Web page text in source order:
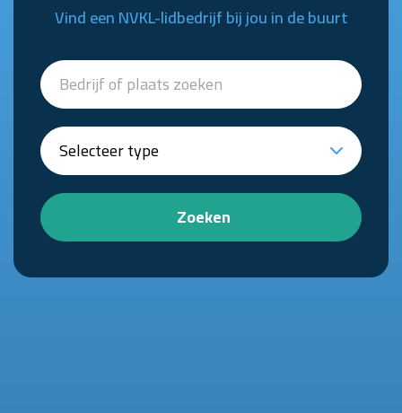
Vind een NVKL-lidbedrijf bij jou in de buurt
Zoeken